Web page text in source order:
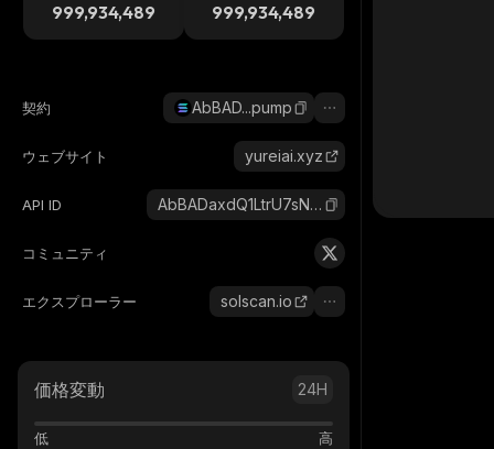
999,934,489 999,934,489
契約 AbBAD...pump
ウェブサイト yureiai.xyz
API ID AbBADaxdQ1LtrU7sN9xvf4326ECSYbsUB37ddbRrpump_solana
コミュニティ
エクスプローラー solscan.io
価格変動 24H
低 高